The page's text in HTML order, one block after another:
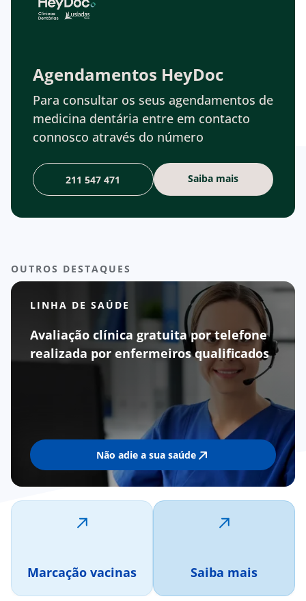
Agendamentos HeyDoc
Para consultar os seus agendamentos de
medicina dentária entre em contacto
connosco através do número
211 547 471 Saiba mais
OUTROS DESTAQUES
LINHA DE SAÚDE
Não adie a sua saúde
Avaliação clínica gratuita por telefone
realizada por enfermeiros qualificados
Marcação vacinas Saiba mais